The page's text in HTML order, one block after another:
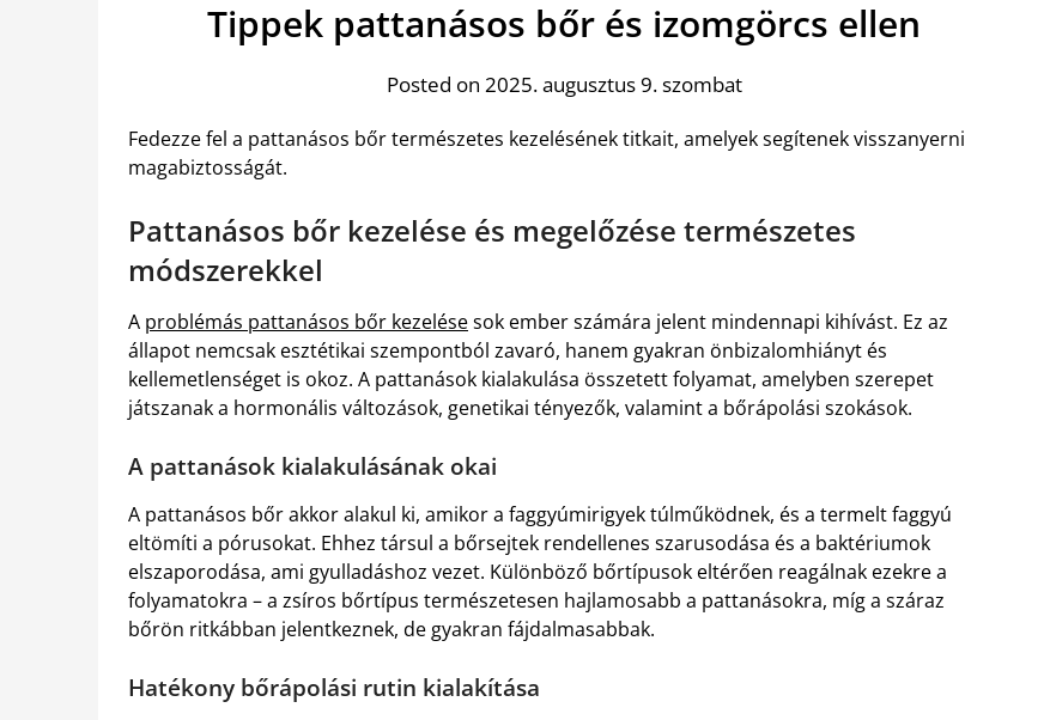
Tippek pattanásos bőr és izomgörcs ellen
Posted on 2025. augusztus 9. szombat
Fedezze fel a pattanásos bőr természetes kezelésének titkait, amelyek segítenek visszanyerni
magabiztosságát.
Pattanásos bőr kezelése és megelőzése természetes
módszerekkel
A problémás pattanásos bőr kezelésesok ember számára jelent mindennapi kihívást. Ez az
állapot nemcsak esztétikai szempontból zavaró, hanem gyakran önbizalomhiányt és
kellemetlenséget is okoz. A pattanások kialakulása összetett folyamat, amelyben szerepet
játszanak a hormonális változások, genetikai tényezők, valamint a bőrápolási szokások.
A pattanások kialakulásának okai
A pattanásos bőr akkor alakul ki, amikor a faggyúmirigyek túlműködnek, és a termelt faggyú
eltömíti a pórusokat. Ehhez társul a bőrsejtek rendellenes szarusodása és a baktériumok
elszaporodása, ami gyulladáshoz vezet. Különböző bőrtípusok eltérően reagálnak ezekre a
folyamatokra – a zsíros bőrtípus természetesen hajlamosabb a pattanásokra, míg a száraz
bőrön ritkábban jelentkeznek, de gyakran fájdalmasabbak.
Hatékony bőrápolási rutin kialakítása